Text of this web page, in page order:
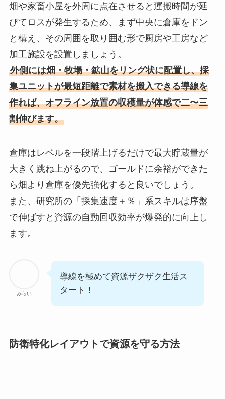
畑や家畜小屋を外周に点在させると運搬時間が延
びてロスが発生するため、まず中央に倉庫をドン
と構え、その周囲を取り囲む形で厨房や工房など
加工施設を設置しましょう。
外側には畑・牧場・鉱山をリング状に配置し、採
集ユニットが最短距離で素材を搬入できる導線を
作れば、オフライン放置の収穫量が体感で二〜三
割伸びます。
倉庫はレベルを一段階上げるだけで最大貯蔵量が
大きく跳ね上がるので、ゴールドに余裕ができた
ら畑より倉庫を優先強化すると良いでしょう。
また、研究所の「採集速度＋％」系スキルは序盤
で伸ばすと資源の自動回収効率が爆発的に向上し
ます。
みらい
導線を極めて資源ザクザク生活ス
タート！
防衛特化レイアウトで資源を守る方法